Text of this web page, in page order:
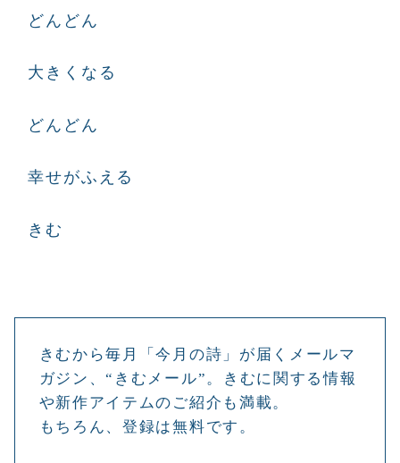
どんどん
大きくなる
どんどん
幸せがふえる
きむ
きむから毎月「今月の詩」が届くメールマ
ガジン、“きむメール”。きむに関する情報
や新作アイテムのご紹介も満載。
もちろん、登録は無料です。